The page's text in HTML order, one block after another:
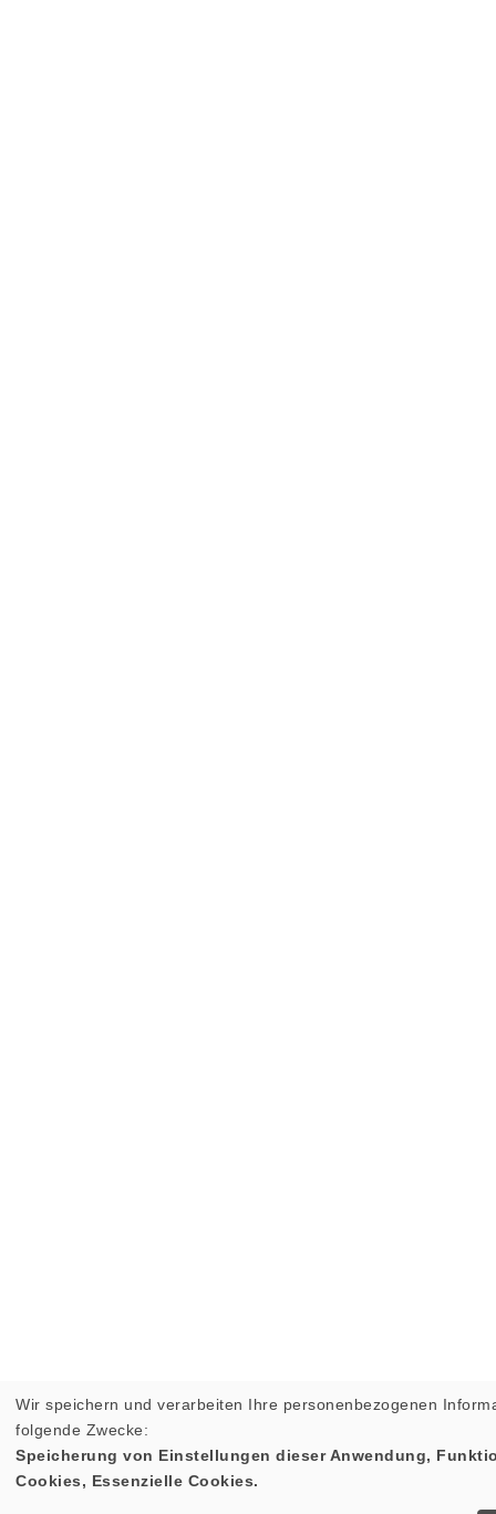
Wir speichern und verarbeiten Ihre personenbezogenen
folgende Zwecke:
Speicherung von Einstellungen dieser Anwendung,
Cookies, Essenzielle Cookies.